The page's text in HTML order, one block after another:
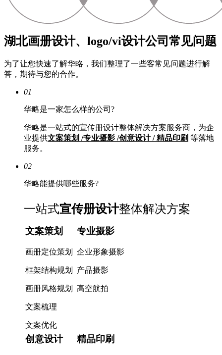
湖北画册设计、logo/vi设计公司常见问题
为了让您快速了解华略，我们整理了一些客常见问题进行解
答，期待与您的合作。
01
华略是一家怎么样的公司?
华略是一站式的宣传册设计整体解决方案服务商，为企
业提供文案策划 /专业摄影 /创意设计 / 精品印刷 等落地
服务。
02
华略能提供哪些服务?
一站式宣传册设计整体解决方案
文案策划
画册定位策划
框架结构规划
画册风格规划
文案梳理
文案优化
专业摄影
企业形象摄影
产品摄影
高空航拍
创意设计 精品印刷